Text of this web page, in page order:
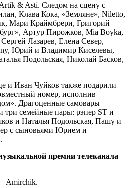
& Asti. Следом на сцену с
Клава Кока, «Земляне», Niletto,
Мари Краймбрери, Григорий
Артур Пирожков, Mia Boyka,
Лазарев, Елена Север,
Юрий и Владимир Киселевы,
Подольская, Николай Басков,
и Иван Чуйков также подарили
номер, исполнив
Драгоценные самовары
три семейные пары: рэпер ST и
и Наталья Подольская, Пашу и
с сыновьями Юрием и
премии телеканала
Amirchik.